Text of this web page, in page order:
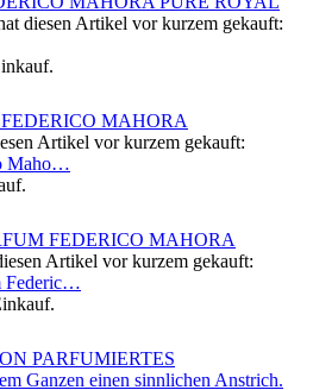
diesen Artikel vor kurzem gekauft:
Artikel vor kurzem gekauft:
Maho…
Artikel vor kurzem gekauft:
Federic…